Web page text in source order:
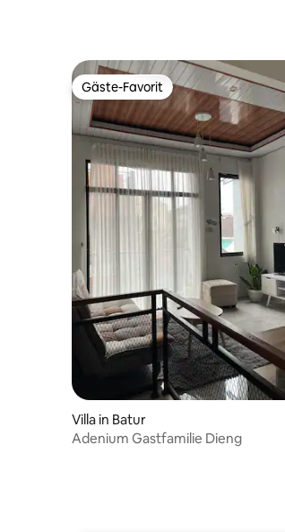
Gäste-Favorit
Gäste-Favorit
Villa in Batur
Adenium Gastfamilie Dieng